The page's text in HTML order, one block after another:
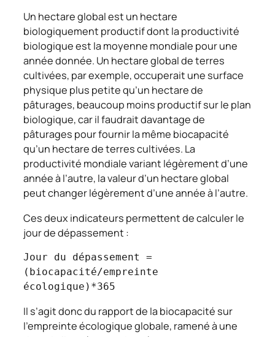
Un hectare global est un hectare
biologiquement productif dont la productivité
biologique est la moyenne mondiale pour une
année donnée. Un hectare global de terres
cultivées, par exemple, occuperait une surface
physique plus petite qu’un hectare de
pâturages, beaucoup moins productif sur le plan
biologique, car il faudrait davantage de
pâturages pour fournir la même biocapacité
qu’un hectare de terres cultivées. La
productivité mondiale variant légèrement d’une
année à l’autre, la valeur d’un hectare global
peut changer légèrement d’une année à l’autre.
Ces deux indicateurs permettent de calculer le
jour de dépassement :
Jour du dépassement =
(biocapacité/empreinte
écologique)*365
Il s’agit donc du rapport de la biocapacité sur
l’empreinte écologique globale, ramené à une